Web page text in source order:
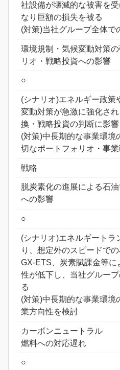
社設備が壊滅的な被害を
なり巨額の損失を被る
(対策)当社グループ全体で
環境規制・気候変動対策
リオ・戦略投資への影響
○
(シナリオ)エネルギー政策
変動対策が急激に強化さ
換・戦略投資の判断に影
(対策)中長期的な事業環境
切なポートフォリオ・事
戦略
脱炭素化の進展による石
への影響
○
(シナリオ)エネルギートラ
り、想定外のスピードで
GX-ETS、炭素賦課金等
性が低下し、当社グルー
る
(対策)中長期的な事業環境
業方向性を検討
カーボンニュートラル
燃料への対応遅れ
○